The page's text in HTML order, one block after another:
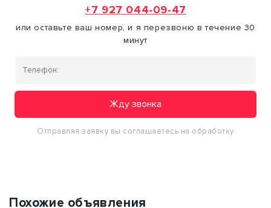
+7 927 044-09-47
или оставьте ваш номер, и я перезвоню в течение 30
минут
Жду звонка
Отправляя заявку вы соглашаетесь на обработку
Похожие объявления